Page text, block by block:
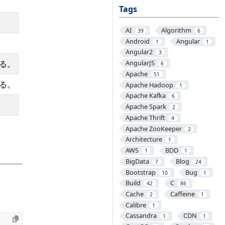
Tags
AI 39 Algorithm 6
Android 1 Angular 1
Angular2 3
AngularJS 6
Apache 51
Apache Hadoop 1
Apache Kafka 6
Apache Spark 2
Apache Thrift 4
Apache ZooKeeper 2
Architecture 1
AWS 1 BDD 1
BigData 7 Blog 24
Bootstrap 10 Bug 1
Build 42 C 86
Cache 2 Caffeine 1
Calibre 1
Cassandra 1 CDN 1